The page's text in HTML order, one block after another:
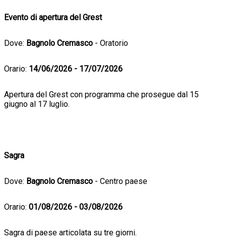
Evento di apertura del Grest
Dove: Bagnolo Cremasco - Oratorio
Orario: 14/06/2026 - 17/07/2026
Apertura del Grest con programma che prosegue dal 15
giugno al 17 luglio.
Sagra
Dove: Bagnolo Cremasco - Centro paese
Orario: 01/08/2026 - 03/08/2026
Sagra di paese articolata su tre giorni.